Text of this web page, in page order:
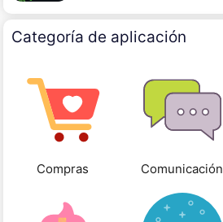
Categoría de aplicación
Compras Comunicación